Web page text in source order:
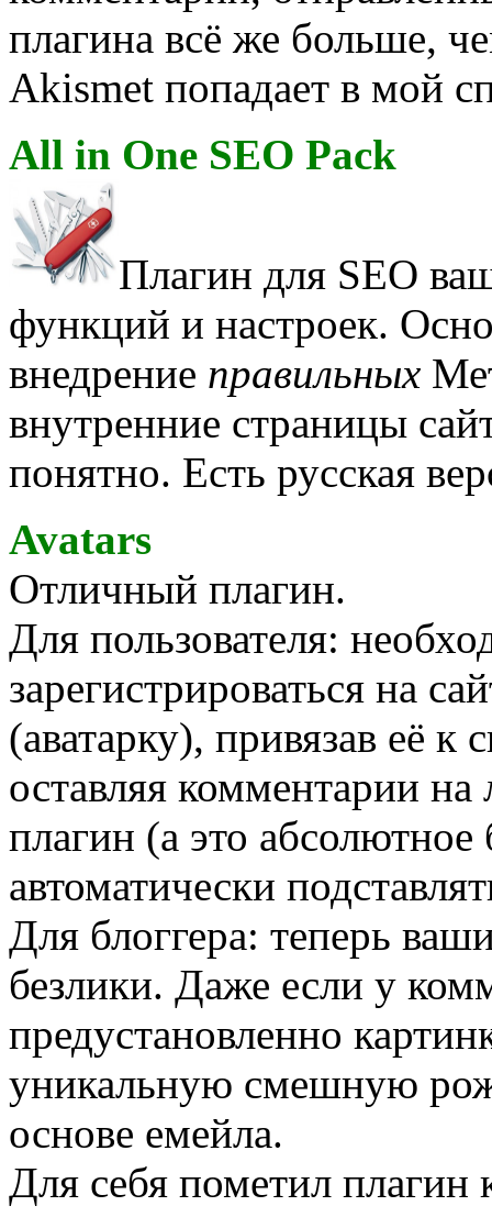
плагина всё же больше,
Akismet попадает в мой
All in One SEO Pack
Плагин для SEO
функций и настроек.
внедрение правильных
внутренние страницы
понятно. Есть русская
Avatars
Отличный плагин.
Для пользователя:
зарегистрироваться на
(аватарку), привязав её к
оставляя комментарии на
плагин (а это
автоматически
Для блоггера: теперь
безлики. Даже если у
предустановленно
уникальную смешную
основе емейла.
Для себя пометил плагин